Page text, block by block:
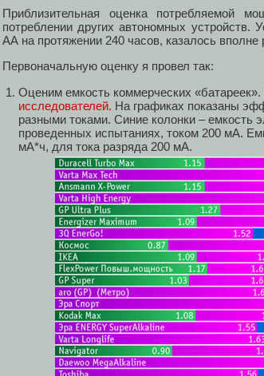
Приблизительная оценка потребляемой
потреблении других автономных устройств.
АА на протяжении 240 часов, казалось
Первоначальную оценку я провел так:
Оценим емкость коммерческих
исследователей. На графиках показаны
разными токами. Синие колонки – емкость
проведенных испытаниях, током 200 мА.
мА*ч, для тока разряда 200 мА.